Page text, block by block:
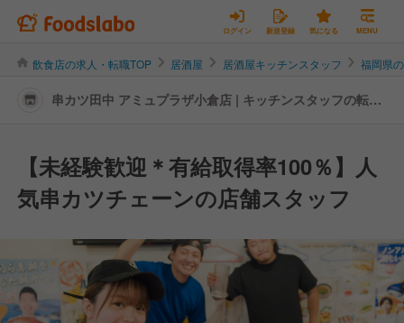
ログイン 新規登録 気になる MENU
飲食店の求人・転職TOP 居酒屋 居酒屋キッチンスタッフ 福岡県
串カツ田中 アミュプラザ小倉店 | キッチンスタッフの転
【未経験歓迎＊有給取得率100％】人
気串カツチェーンの店舗スタッフ